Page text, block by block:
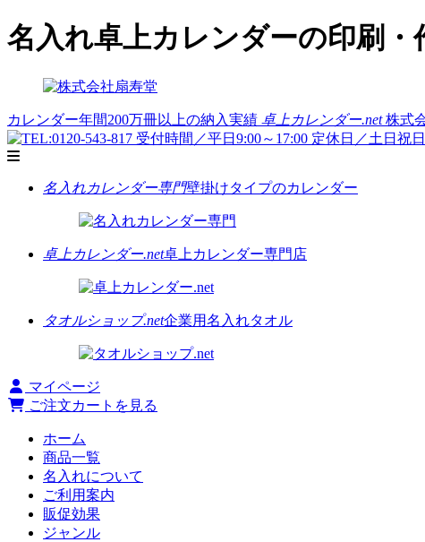
名入れ卓上カレンダーの印刷・
カレンダー年間200万冊以上の納入実績 卓上カレンダー.net 株式
名入れカレンダー専門壁掛けタイプのカレンダー
卓上カレンダー.net卓上カレンダー専門店
タオルショップ.net企業用名入れタオル
マイページ
ご注文カートを見る
ホーム
商品一覧
名入れについて
ご利用案内
販促効果
ジャンル